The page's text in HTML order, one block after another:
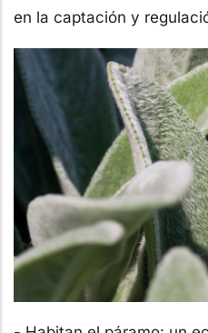
en la captación y